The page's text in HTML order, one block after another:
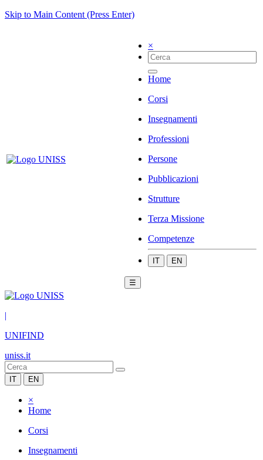
Skip to Main Content (Press Enter)
×
Home
Corsi
Insegnamenti
Professioni
Persone
Pubblicazioni
Strutture
Terza Missione
Competenze
IT EN
☰
|
UNIFIND
uniss.it
IT EN
×
Home
Corsi
Insegnamenti